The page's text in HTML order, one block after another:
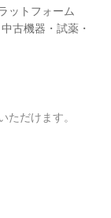
ットフォーム
古機器・試薬・
ただけます。